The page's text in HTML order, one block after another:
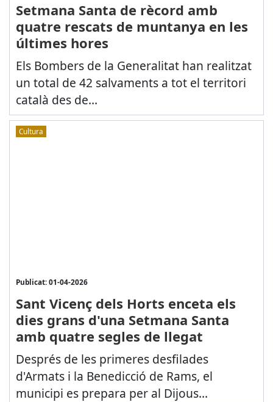
Setmana Santa de rècord amb
quatre rescats de muntanya en les
últimes hores
Els Bombers de la Generalitat han realitzat
un total de 42 salvaments a tot el territori
català des de...
Cultura
Publicat: 01-04-2026
Sant Vicenç dels Horts enceta els
dies grans d'una Setmana Santa
amb quatre segles de llegat
Després de les primeres desfilades
d'Armats i la Benedicció de Rams, el
municipi es prepara per al Dijous...